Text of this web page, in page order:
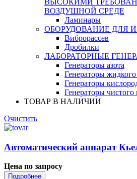
ВЫСОКИМИ
ВОЗДУШНОЙ СРЕДЕ
Ламинары
ОБОРУДОВАНИЕ ДЛЯ
Виброрассев
Дробилки
ЛАБОРАТОРНЫЕ
Генераторы азота
Генераторы жидкого
Генераторы
Генераторы чистого
ТОВАР В НАЛИЧИИ
Очистить
Автоматический аппарат
Цена по запросу
Подробнее